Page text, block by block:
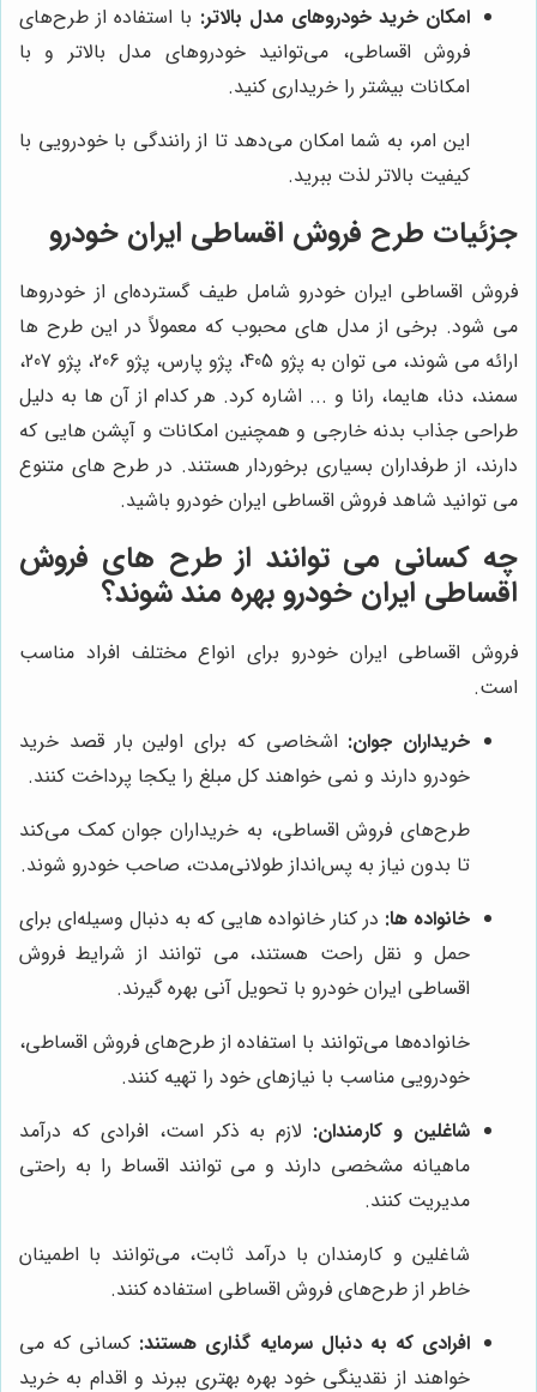
امکان خرید خودروهای مدل بالاتر: با استفاده از طرح‌های
فروش اقساطی، می‌توانید خودروهای مدل بالاتر و با
امکانات بیشتر را خریداری کنید.
این امر، به شما امکان می‌دهد تا از رانندگی با خودرویی با
کیفیت بالاتر لذت ببرید.
جزئیات طرح فروش اقساطی ایران خودرو
فروش اقساطی ایران خودرو شامل طیف گسترده‌ای از خودروها
می شود. برخی از مدل های محبوب که معمولاً در این طرح ها
ارائه می شوند، می توان به پژو 405، پژو پارس، پژو 206، پژو 207،
سمند، دنا، هایما، رانا و ... اشاره کرد. هر کدام از آن ها به دلیل
طراحی جذاب بدنه خارجی و همچنین امکانات و آپشن هایی که
دارند، از طرفداران بسیاری برخوردار هستند. در طرح های متنوع
می توانید شاهد فروش اقساطی ایران خودرو باشید.
چه کسانی می توانند از طرح های فروش
اقساطی ایران خودرو بهره مند شوند؟
فروش اقساطی ایران خودرو برای انواع مختلف افراد مناسب
است.
خریداران جوان: اشخاصی که برای اولین بار قصد خرید
خودرو دارند و نمی خواهند کل مبلغ را یکجا پرداخت کنند.
طرح‌های فروش اقساطی، به خریداران جوان کمک می‌کند
تا بدون نیاز به پس‌انداز طولانی‌مدت، صاحب خودرو شوند.
خانواده ها: در کنار خانواده هایی که به دنبال وسیله‌ای برای
حمل و نقل راحت هستند، می توانند از شرایط فروش
اقساطی ایران خودرو با تحویل آنی بهره گیرند.
خانواده‌ها می‌توانند با استفاده از طرح‌های فروش اقساطی،
خودرویی مناسب با نیازهای خود را تهیه کنند.
شاغلین و کارمندان: لازم به ذکر است، افرادی که درآمد
ماهیانه مشخصی دارند و می توانند اقساط را به راحتی
مدیریت کنند.
شاغلین و کارمندان با درآمد ثابت، می‌توانند با اطمینان
خاطر از طرح‌های فروش اقساطی استفاده کنند.
افرادی که به دنبال سرمایه گذاری هستند: کسانی که می
خواهند از نقدینگی خود بهره بهتری ببرند و اقدام به خرید